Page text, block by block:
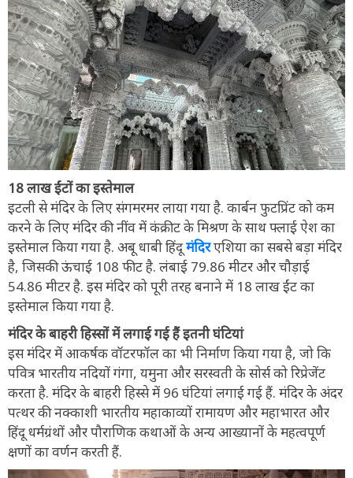
18 लाख ईंटों का इस्तेमाल
इटली से मंदिर के लिए संगमरमर लाया गया है. कार्बन फुटप्रिंट को कम
करने के लिए मंदिर की नींव में कंक्रीट के मिश्रण के साथ फ्लाई ऐश का
इस्तेमाल किया गया है. अबू धाबी हिंदूमंदिरएशिया का सबसे बड़ा मंदिर
है, जिसकी ऊंचाई 108 फीट है. लंबाई 79.86 मीटर और चौड़ाई
54.86 मीटर है. इस मंदिर को पूरी तरह बनाने में 18 लाख ईंट का
इस्तेमाल किया गया है.
मंदिर के बाहरी हिस्सों में लगाई गई हैं इतनी घंटियां
इस मंदिर में आकर्षक वॉटरफॉल का भी निर्माण किया गया है, जो कि
पवित्र भारतीय नदियों गंगा, यमुना और सरस्वती के सोर्स को रिप्रेजेंट
करता है. मंदिर के बाहरी हिस्से में 96 घंटियां लगाई गई हैं. मंदिर के अंदर
पत्थर की नक्काशी भारतीय महाकाव्यों रामायण और महाभारत और
हिंदू धर्मग्रंथों और पौराणिक कथाओं के अन्य आख्यानों के महत्वपूर्ण
क्षणों का वर्णन करती हैं.